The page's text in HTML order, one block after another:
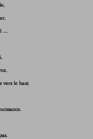
…
vers le haut.